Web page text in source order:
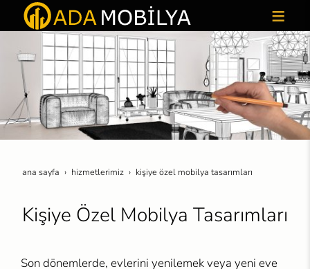
ana sayfa hi̇zmetleri̇mi̇z ki̇şi̇ye özel mobi̇lya tasarimlari
Kişiye Özel Mobilya Tasarımları
Son dönemlerde, evlerini yenilemek veya yeni eve